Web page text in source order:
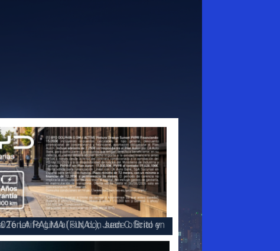
suya la victoria en la 47 Subida a